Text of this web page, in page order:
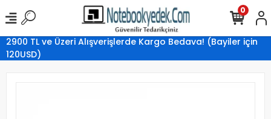
2900 TL ve Üzeri Alışverişlerde Kargo Bedava! (Bayiler için
120USD)
0